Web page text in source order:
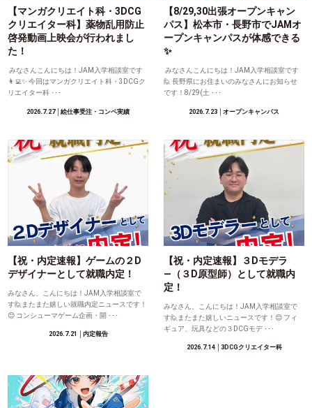
【マンガクリエイト科・3DCG
クリエイター科】薬物乱用防止
啓発動画上映会が行われまし
た！
みなさんこんにちは！JAM入学相談室です
👩‍💻✨ 今回はマンガクリエイト科・3DCGク
リエイター科 ･･･
2026.7.27│絵仕事受注・コンペ実績
【8/29,30出張オープンキャン
パス】松本市・長野市でJAMオ
ープンキャンパスが体感できる
✨
みなさんこんにちは！JAM入学相談室です
🙋 長野県にお住まいのみなさんにお知らせ
です！8/29(土 ･･･
2026.7.23 │オープンキャンパス
【祝・内定速報】ゲームの２D
デザイナーとして就職内定！
みなさん、こんにちは！JAM入学相談室で
す🙋またまた嬉しい就職内定ニュースです！
😊 コンシューマゲーム企画・開 ･･･
2026.7.21 │内定報告
【祝・内定速報】３Dモデラ
―（３D原型師）として就職内
定！
みなさん、こんにちは！JAM入学相談室で
す🙋またまた嬉しいニュースです！😊 フィ
ギュア、玩具などの３DCGモデ ･･･
2026.7.14│3DCGクリエイター科